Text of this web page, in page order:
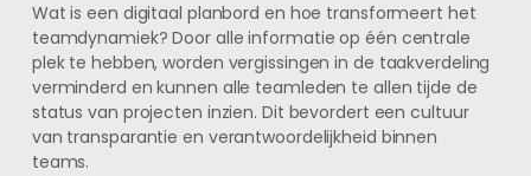
Wat is een digitaal planbord en hoe transformeert het
teamdynamiek? Door alle informatie op één centrale
plek te hebben, worden vergissingen in de taakverdeling
verminderd en kunnen alle teamleden te allen tijde de
status van projecten inzien. Dit bevordert een cultuur
van transparantie en verantwoordelijkheid binnen
teams.